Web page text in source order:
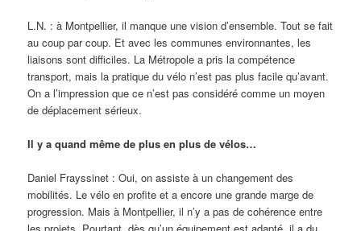
L.N. : à Montpellier, il manque une vision d’ensemble. Tout se fait
au coup par coup. Et avec les communes environnantes, les
liaisons sont difficiles. La Métropole a pris la compétence
transport, mais la pratique du vélo n’est pas plus facile qu’avant.
On a l’impression que ce n’est pas considéré comme un moyen
de déplacement sérieux.
Il y a quand même de plus en plus de vélos…
Daniel Frayssinet : Oui, on assiste à un changement des
mobilités. Le vélo en profite et a encore une grande marge de
progression. Mais à Montpellier, il n’y a pas de cohérence entre